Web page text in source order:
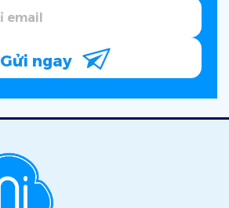
Gửi ngay